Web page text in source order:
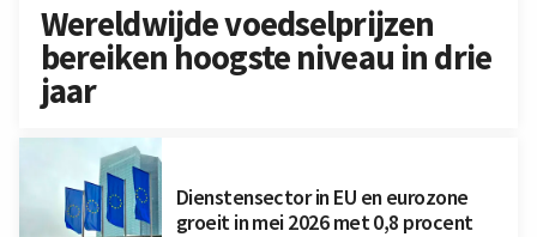
Wereldwijde voedselprijzen
bereiken hoogste niveau in drie
jaar
Dienstensector in EU en eurozone
groeit in mei 2026 met 0,8 procent